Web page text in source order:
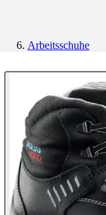
Arbeitsschuhe